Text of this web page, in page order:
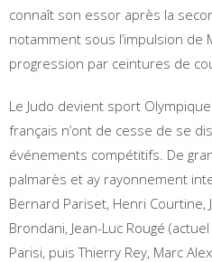
connaît son essor après la
notamment sous l’impulsion de
progression par ceintures de
Le Judo devient sport
français n’ont de cesse de se
événements compétitifs. De
palmarès et ay rayonnement
Bernard Pariset, Henri Courtine,
Brondani, Jean-Luc Rougé
Parisi, puis Thierry Rey, Marc